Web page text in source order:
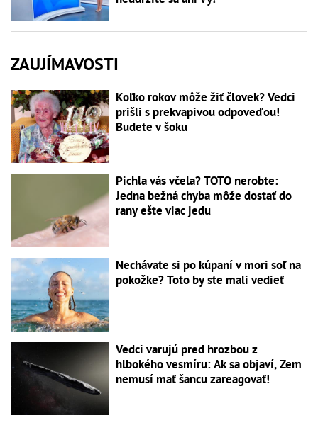
ZAUJÍMAVOSTI
Koľko rokov môže žiť človek? Vedci
prišli s prekvapivou odpoveďou!
Budete v šoku
Pichla vás včela? TOTO nerobte:
Jedna bežná chyba môže dostať do
rany ešte viac jedu
Nechávate si po kúpaní v mori soľ na
pokožke? Toto by ste mali vedieť
Vedci varujú pred hrozbou z
hlbokého vesmíru: Ak sa objaví, Zem
nemusí mať šancu zareagovať!